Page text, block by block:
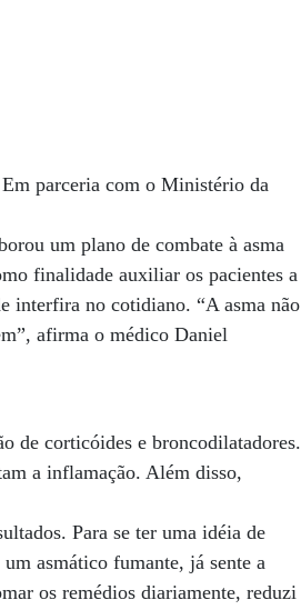
parceria com o Ministério da
um plano de combate à asma
finalidade auxiliar os pacientes a
interfira no cotidiano. “A asma não
afirma o médico Daniel
de corticóides e broncodilatadores.
a inflamação. Além disso,
Para se ter uma idéia de
asmático fumante, já sente a
os remédios diariamente, reduzi